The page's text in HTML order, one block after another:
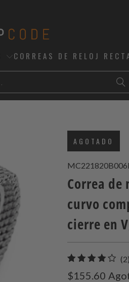
CORREAS DE RELOJ
AGOTADO
Correa de
curvo
cierre en
(2)
$155.60